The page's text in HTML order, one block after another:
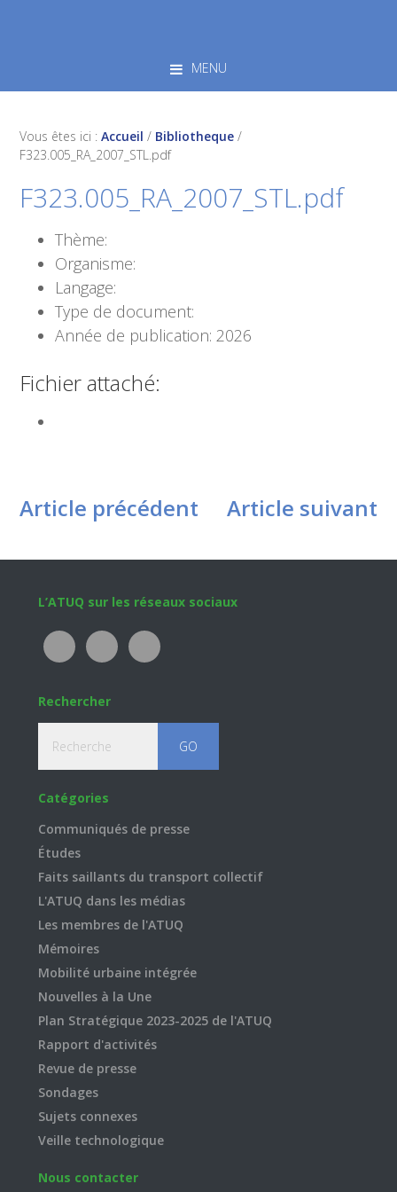
MENU
Vous êtes ici :Accueil / Bibliotheque /
F323.005_RA_2007_STL.pdf
F323.005_RA_2007_STL.pdf
Thème:
Organisme:
Langage:
Type de document:
Année de publication: 2026
Fichier attaché:
Article précédent Article suivant
Footer
L’ATUQ sur les réseaux sociaux
Rechercher
Catégories
Communiqués de presse
Études
Faits saillants du transport collectif
L'ATUQ dans les médias
Les membres de l'ATUQ
Mémoires
Mobilité urbaine intégrée
Nouvelles à la Une
Plan Stratégique 2023-2025 de l'ATUQ
Rapport d'activités
Revue de presse
Sondages
Sujets connexes
Veille technologique
Nous contacter